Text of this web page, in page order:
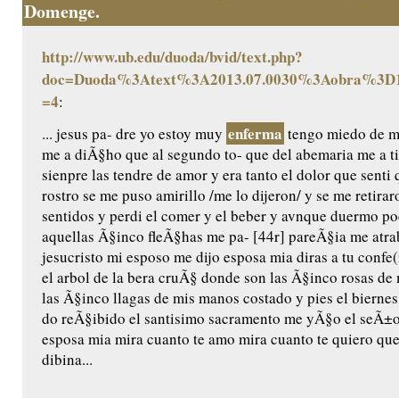
Domenge.
http://www.ub.edu/duoda/bvid/text.php?
=4:
... jesus pa- dre yo estoy muy enferma tengo miedo de
me a diÃ§ho que al segundo to- que del abemaria me a
sienpre las tendre de amor y era tanto el dolor que
rostro se me puso amirillo /me lo dijeron/ y se me
sentidos y perdi el comer y el beber y avnque duermo
aquellas Ã§inco fleÃ§has me pa- [44r] pareÃ§ia me
jesucristo mi esposo me dijo esposa mia diras a tu
el arbol de la bera cruÃ§ donde son las Ã§inco rosas
las Ã§inco llagas de mis manos costado y pies el
do reÃ§ibido el santisimo sacramento me yÃ§o el
esposa mia mira cuanto te amo mira cuanto te quiero
dibina...